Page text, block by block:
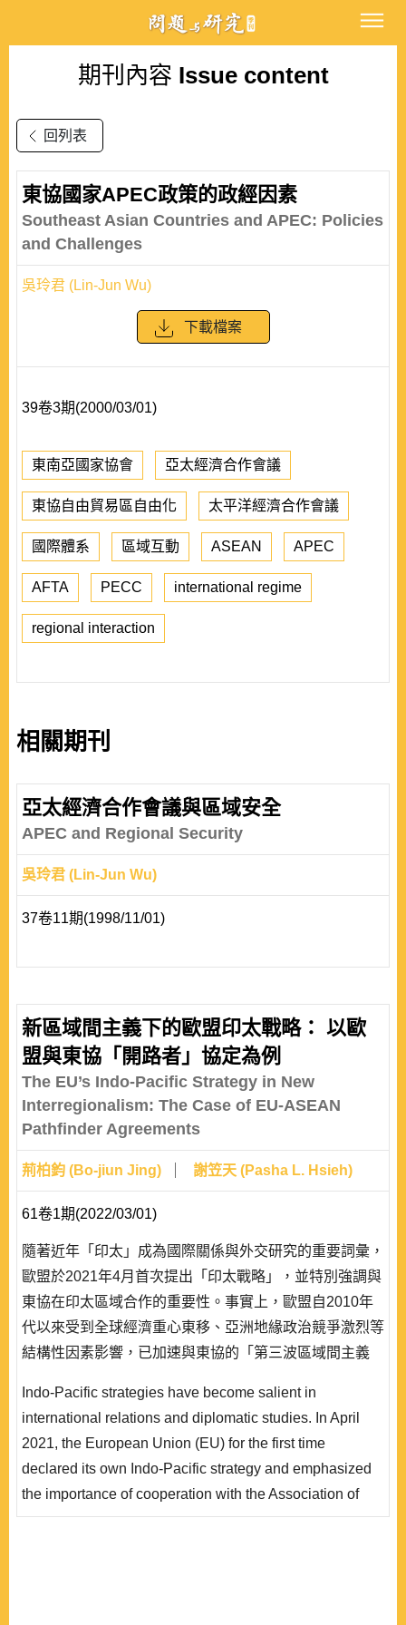
期刊內容 Issue content
回列表
東協國家APEC政策的政經因素
Southeast Asian Countries and APEC: Policies
and Challenges
吳玲君 (Lin-Jun Wu)
下載檔案
39卷3期(2000/03/01)
東南亞國家協會 亞太經濟合作會議
東協自由貿易區自由化 太平洋經濟合作會議
國際體系 區域互動 ASEAN APEC
AFTA PECC international regime
regional interaction
相關期刊
亞太經濟合作會議與區域安全
APEC and Regional Security
吳玲君 (Lin-Jun Wu)
37卷11期(1998/11/01)
新區域間主義下的歐盟印太戰略： 以歐
盟與東協「開路者」協定為例
The EU’s Indo-Pacific Strategy in New
Interregionalism: The Case of EU-ASEAN
Pathfinder Agreements
荊柏鈞 (Bo-jiun Jing) 謝笠天 (Pasha L. Hsieh)
61卷1期(2022/03/01)
隨著近年「印太」成為國際關係與外交研究的重要詞彙，
歐盟於2021年4月首次提出「印太戰略」，並特別強調與
東協在印太區域合作的重要性。事實上，歐盟自2010年
代以來受到全球經濟重心東移、亞洲地緣政治競爭激烈等
結構性因素影響，已加速與東協的「第三波區域間主義
濟協定，並於2020年底將原有與東協的對話夥伴關係升
級為戰略夥伴關係。本文主張歐盟透過與東協國家洽簽經
濟協定以增強其「印太戰略」的效力，而雙邊升級的關係
Indo-Pacific strategies have become salient in
international relations and diplomatic studies. In April
2021, the European Union (EU) for the first time
declared its own Indo-Pacific strategy and emphasized
the importance of cooperation with the Association of
Southeast Asian Nations (ASEAN). In fact, global